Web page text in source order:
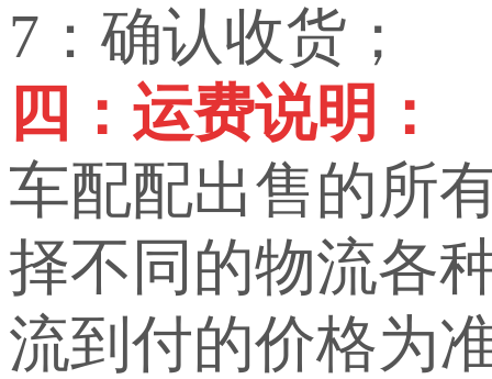
7：确认收货；
四：运费说明：
车配配出售的所
择不同的物流各
流到付的价格为